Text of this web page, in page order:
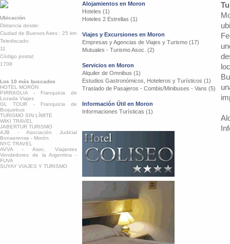
Ubicación
Distancia desde:
Ciudad de Buenos Aires : 25 km
Telediscado:
11
Código postal:
1708
Los 10 más buscados
HOTEL MORÓN
PIRRAGLIA - Franquicia de
Lozada Viajes
GL TOUR - Franquicia de
Buquebus
TURISMO SIN LÍMITE
WIKI TRAVEL
JABERTUR TURISMO
AJB - Asociación Judicial
Bonaerense - Morón
NYC TRAVEL
AVVA - Asoc. Viajantes
Vendedores de la Argentina -
FUVA
SUYAY VIAJES Y TURISMO
Alojamientos en Moron
Hoteles (1)
Hoteles 2 Estrellas (1)
Viajes y Excursiones en Moron
Empresas y Agencias de Viajes y Turismo (17)
Mutuales - Turismo Asoc. (2)
Servicios en Moron
Alquiler de Omnibus (1)
Estudios Gastronómicos, Hoteleros y Turísticos (1)
Traslado de Pasajeros - Combis/Minibuses - Vans (5)
Información Útil en Moron
Informaciones Turísticas (1)